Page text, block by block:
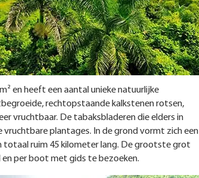
en heeft een aantal unieke natuurlijke
rechtopstaande kalkstenen rotsen,
vruchtbaar. De tabaksbladeren die elders in
plantages. In de grond vormt zich een
totaal ruim 45 kilometer lang. De grootste grot
per boot met gids te bezoeken.